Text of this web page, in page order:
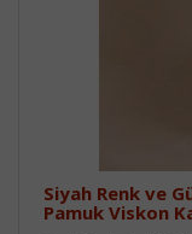
Siyah Renk ve
Pamuk Viskon